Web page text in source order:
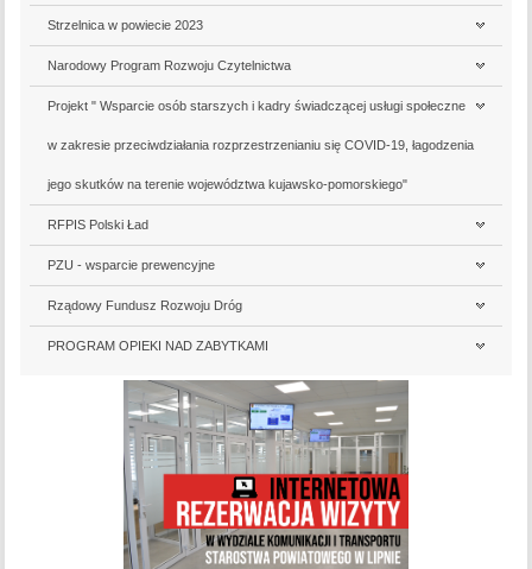
Strzelnica w powiecie 2023
Narodowy Program Rozwoju Czytelnictwa
Projekt " Wsparcie osób starszych i kadry świadczącej usługi społeczne
w zakresie przeciwdziałania rozprzestrzenianiu się COVID-19, łagodzenia
jego skutków na terenie województwa kujawsko-pomorskiego"
RFPIS Polski Ład
PZU - wsparcie prewencyjne
Rządowy Fundusz Rozwoju Dróg
PROGRAM OPIEKI NAD ZABYTKAMI